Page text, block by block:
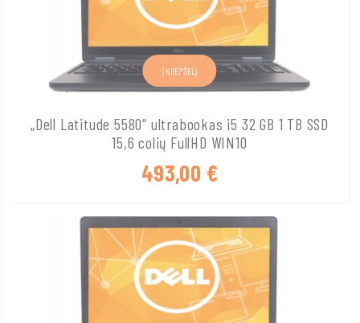
„Dell Latitude 5580“ ultrabookas i5 32 GB 1 TB SSD
15,6 colių FullHD WIN10
493,00 €
Į KREPŠELĮ